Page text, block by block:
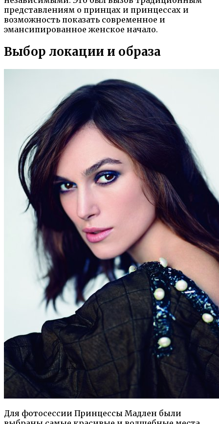
представлениям о принцах и принцессах и
возможность показать современное и
эмансипированное женское начало.
Выбор локации и образа
Для фотосессии Принцессы Мадлен были